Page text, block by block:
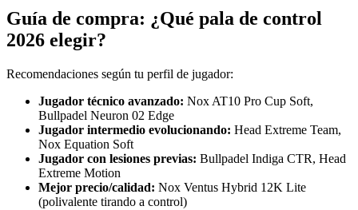
Guía de compra: ¿Qué pala de control
2026 elegir?
Recomendaciones según tu perfil de jugador:
Jugador técnico avanzado: Nox AT10 Pro Cup Soft,
Bullpadel Neuron 02 Edge
Jugador intermedio evolucionando: Head Extreme Team,
Nox Equation Soft
Jugador con lesiones previas: Bullpadel Indiga CTR, Head
Extreme Motion
Mejor precio/calidad: Nox Ventus Hybrid 12K Lite
(polivalente tirando a control)